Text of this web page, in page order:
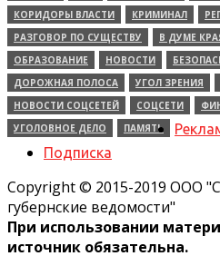
КОРИДОРЫ ВЛАСТИ
КРИМИНАЛ
РАЗГОВОР ПО СУЩЕСТВУ
В ДУМЕ
ОБРАЗОВАНИЕ
НОВОСТИ
ДОРОЖНАЯ ПОЛОСА
УГОЛ ЗРЕНИЯ
НОВОСТИ СОЦСЕТЕЙ
СОЦСЕТИ
УГОЛОВНОЕ ДЕЛО
ПАМЯТЬ
Подписка
Copyright © 2015-2019 ООО
губернские ведомости"
При использовании
источник обязательна.